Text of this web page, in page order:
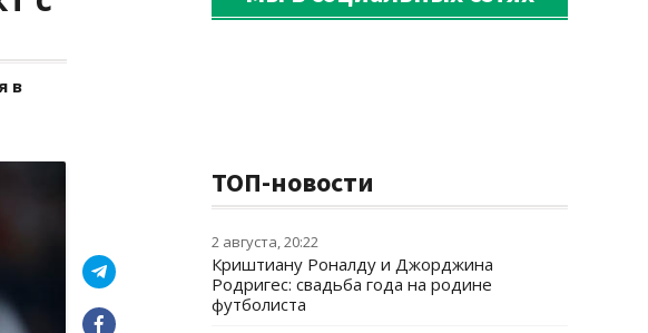
в
ТОП-новости
2 августа, 20:22
Криштиану Роналду и Джорджина
Родригес: свадьба года на родине
футболиста